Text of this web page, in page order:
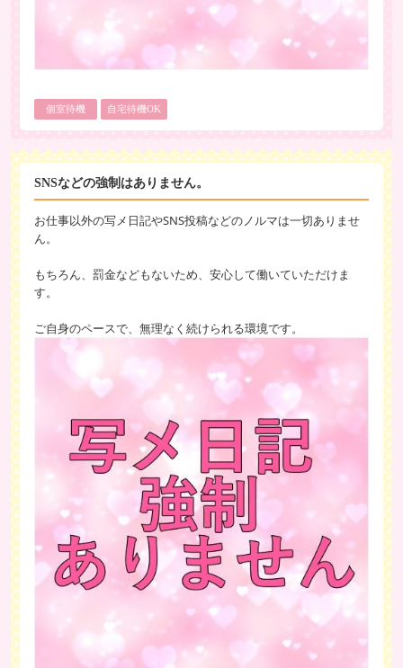
個室待機 自宅待機OK
SNSなどの強制はありません。
お仕事以外の写メ日記やSNS投稿などのノルマは一切ありませ
ん。
もちろん、罰金などもないため、安心して働いていただけま
す。
ご自身のペースで、無理なく続けられる環境です。